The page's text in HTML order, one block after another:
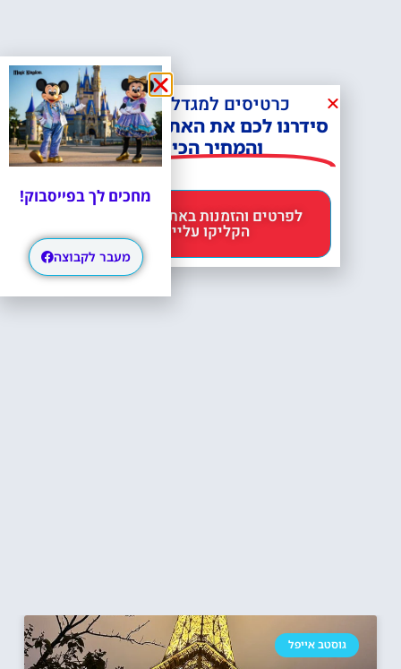
גוסטב אייפל
כרטיסים למגדל אייפל?
סידרנו לכם את האתר הכי אמין -
והמחיר הכי זול!
הקליקו עליי 😊
מחכים לך בפייסבוק!
מעבר לקבוצה